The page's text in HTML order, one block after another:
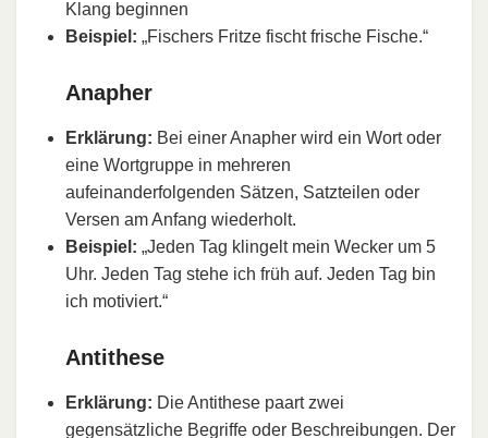
Klang beginnen
Beispiel: „Fischers Fritze fischt frische Fische.“
Anapher
Erklärung: Bei einer Anapher wird ein Wort oder
eine Wortgruppe in mehreren
aufeinanderfolgenden Sätzen, Satzteilen oder
Versen am Anfang wiederholt.
Beispiel: „Jeden Tag klingelt mein Wecker um 5
Uhr. Jeden Tag stehe ich früh auf. Jeden Tag bin
ich motiviert.“
Antithese
Erklärung: Die Antithese paart zwei
gegensätzliche Begriffe oder Beschreibungen. Der